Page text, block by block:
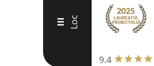
III Loc
9.4